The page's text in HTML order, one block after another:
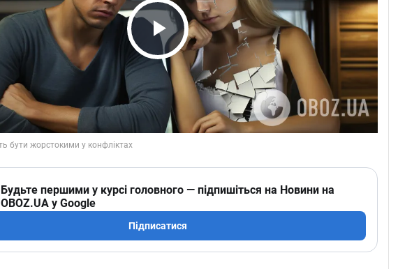
Play Video
Будьте першими у курсі головного — підпишіться на Новини на
OBOZ.UA у Google
Підписатися